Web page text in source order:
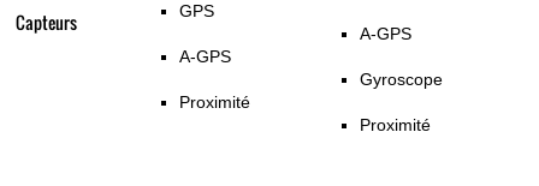
Capteurs GPS
A-GPS
Proximité
A-GPS
Gyroscope
Proximité